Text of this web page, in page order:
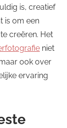
is, creatief
is om een
creëren. Het
niet
ook over
ervaring